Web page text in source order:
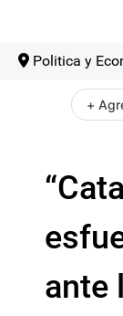
Politica y
+
ante